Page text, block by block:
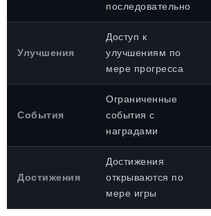
последовательно
Улучшения
Доступ к
улучшениям по
мере прогресса
События
Ограниченные
события с
наградами
Достижения
Достижения
открываются по
мере игры